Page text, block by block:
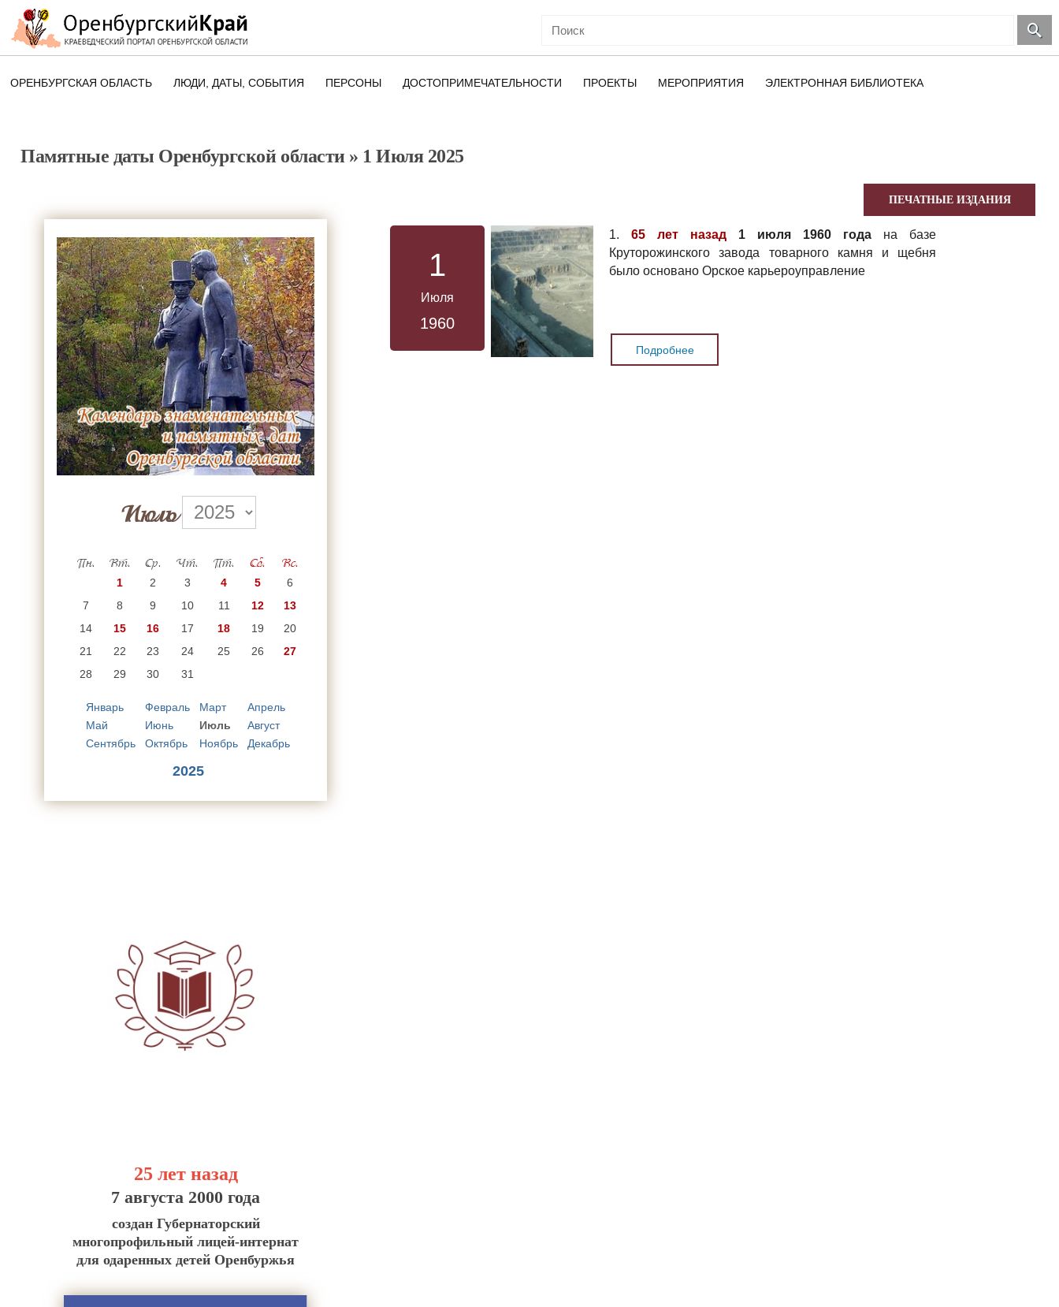
ОРЕНБУРГСКАЯ ОБЛАСТЬ ЛЮДИ, ДАТЫ, CОБЫТИЯ
ПАМЯТНЫЕ ДАТЫ ОРЕНБУРГСКОЙ
ПЕРСОНЫ ДОСТОПРИМЕЧАТЕЛЬНОСТИ ПРОЕКТЫ МЕРОПРИЯТИЯ ЭЛЕКТРОННАЯ БИБЛИОТЕКА
Памятные даты Оренбургской области» 1 Июля 2025
ПЕЧАТНЫЕ ИЗДАНИЯ
Июль
Пн. Вт. Ср. Чт. Пт. Сб. Вс.
1 2 3 4 5
6
7
8 9 10 11 12
13
14
15 16 17 18 19
20
21
22 23 24 25 26
27
28
29 30 31
Январь Февраль Март
Апрель
Май
Июнь Июль
Август
Сентябрь
Октябрь Ноябрь Декабрь
2025
25 лет назад
7 августа 2000 года
создан Губернаторский
многопрофильный лицей-интернат
для одаренных детей Оренбуржья
1
Июля
1960
1.65 лет назад 1 июля 1960 года на базе
Круторожинского завода товарного камня и щебня
было основано Орское карьероуправление
Подробнее